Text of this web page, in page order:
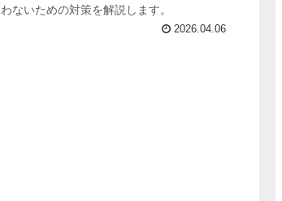
わないための対策を解説します。
2026.04.06